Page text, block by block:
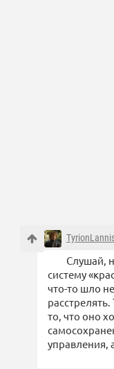
Слушай,
систему
что-то шло
то, что оно
управления,